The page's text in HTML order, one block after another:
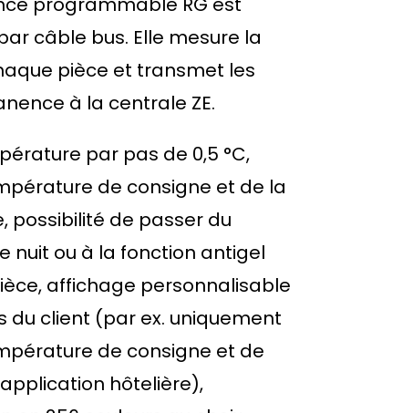
câble bus. Elle mesure la
pièce et transmet les
à la centrale ZE.
par pas de 0,5 °C,
de consigne et de la
possibilité de passer du
nuit ou à la fonction antigel
affichage personnalisable
du client (par ex. uniquement
de consigne et de
hôtelière),